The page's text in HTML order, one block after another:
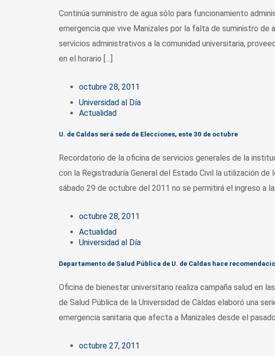
Continúa suministro de agua sólo para funcionamiento
emergencia que vive Manizales por la falta de suministro de
servicios administrativos a la comunidad universitaria,
en el horario […]
octubre 28, 2011
Universidad al Día
Actualidad
U. de Caldas será sede de Elecciones, este 30 de octubre
Recordatorio de la oficina de servicios generales de la
con la Registraduría General del Estado Civil la utilización
sábado 29 de octubre del 2011 no se permitirá el ingreso a
octubre 28, 2011
Actualidad
Universidad al Día
Departamento de Salud Pública de U. de Caldas hace
Oficina de bienestar universitario realiza campaña salud
de Salud Pública de la Universidad de Caldas elaboró una
emergencia sanitaria que afecta a Manizales desde el
octubre 27, 2011